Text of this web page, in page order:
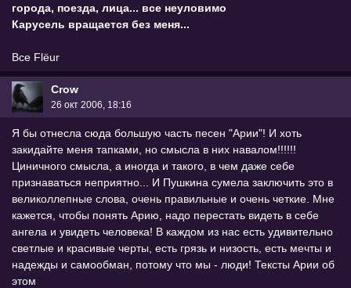
города, поезда, лица... все неуловимо
Карусель вращается без меня...
Все Flёur
Crow
26 окт 2006, 18:16
Я бы отнесла сюда большую часть песен "Арии"! И хоть
закидайте меня тапками, но смысла в них навалом!!!!!!
Циничного смысла, а иногда и такого, в чем даже себе
признаваться неприятно... И Пушкина сумела заключить это в
великоллепные слова, очень правильные и очень четкие. Мне
кажется, чтобы понять Арию, надо перестать видеть в себе
ангела и увидеть человека! В каждом из нас есть удивительно
светлые и красивые черты, есть грязь и низость, есть мечты и
надежды и самообман, потому что мы - люди! Тексты Арии об
этом